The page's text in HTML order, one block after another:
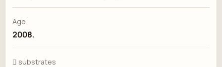
Age
2008.
 substrates